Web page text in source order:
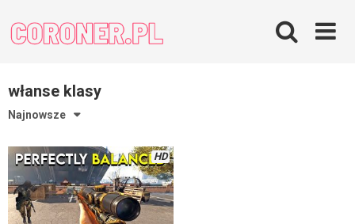
content
włanse klasy
Najnowsze
HD